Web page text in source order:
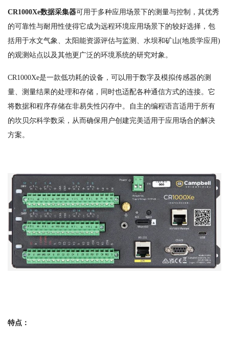
CR1000Xe数据采集器可用于多种应用场景下的测量与控制，其优秀
的可靠性与耐用性使得它成为远程环境应用场景下的较好选择，包
括用于水文气象、太阳能资源评估与监测、水坝和矿山(地质学应用)
的观测站点以及其他更广泛的环境系统的研究对象。
CR1000Xe是一款低功耗的设备，可以用于数字及模拟传感器的测
量、测量结果的处理和存储，同时也适配各种通信方式的连接。它
将数据和程序存储在非易失性闪存中。自主的编程语言适用于所有
的坎贝尔科学数采，从而确保用户创建完美适用于应用场合的解决
方案。
特点：